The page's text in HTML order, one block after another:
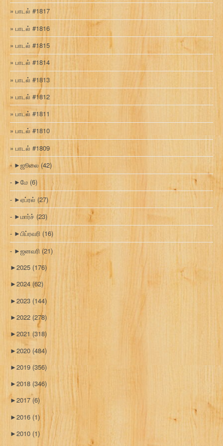
பாடல் #1817
பாடல் #1816
பாடல் #1815
பாடல் #1814
பாடல் #1813
பாடல் #1812
பாடல் #1811
பாடல் #1810
பாடல் #1809
►ஜூலை(42)
►மே (6)
►ஏப்ரல் (27)
►மார்ச் (23)
►பிப்ரவரி (16)
►ஜனவரி (21)
►2025 (176)
►2024 (62)
►2023 (144)
►2022 (278)
►2021 (318)
►2020 (484)
►2019 (356)
►2018 (346)
►2017 (6)
►2016 (1)
►2010 (1)